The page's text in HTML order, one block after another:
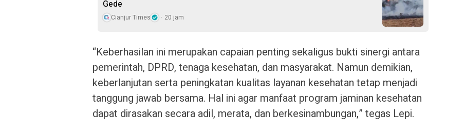
Gede
Cianjur Times 20 jam
“Keberhasilan ini merupakan capaian penting sekaligus bukti sinergi antara
pemerintah, DPRD, tenaga kesehatan, dan masyarakat. Namun demikian,
keberlanjutan serta peningkatan kualitas layanan kesehatan tetap menjadi
tanggung jawab bersama. Hal ini agar manfaat program jaminan kesehatan
dapat dirasakan secara adil, merata, dan berkesinambungan,” tegas Lepi.